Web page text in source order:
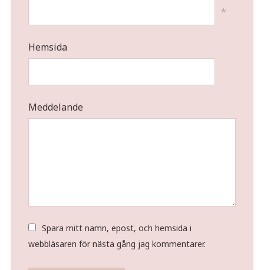
*
Hemsida
Meddelande
Spara mitt namn, epost, och hemsida i
webbläsaren för nästa gång jag kommentarer.